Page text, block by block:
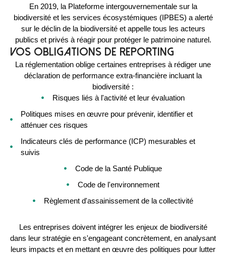
En 2019, la Plateforme intergouvernementale sur la
biodiversité et les services écosystémiques (IPBES) a alerté
sur le déclin de la biodiversité et appelle tous les acteurs
publics et privés à réagir pour protéger le patrimoine naturel.
Vos obligations de reporting
La réglementation oblige certaines entreprises à rédiger une
déclaration de performance extra-financière incluant la
biodiversité :
Risques liés à l'activité et leur évaluation
Politiques mises en œuvre pour prévenir, identifier et
atténuer ces risques
Indicateurs clés de performance (ICP) mesurables et
suivis
Code de la Santé Publique
Code de l'environnement
Règlement d'assainissement de la collectivité
Les entreprises doivent intégrer les enjeux de biodiversité
dans leur stratégie en s'engageant concrètement, en analysant
leurs impacts et en mettant en œuvre des politiques pour lutter